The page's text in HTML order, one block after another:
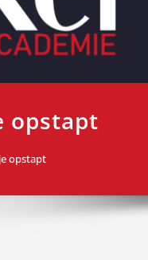
opstapt
opstapt